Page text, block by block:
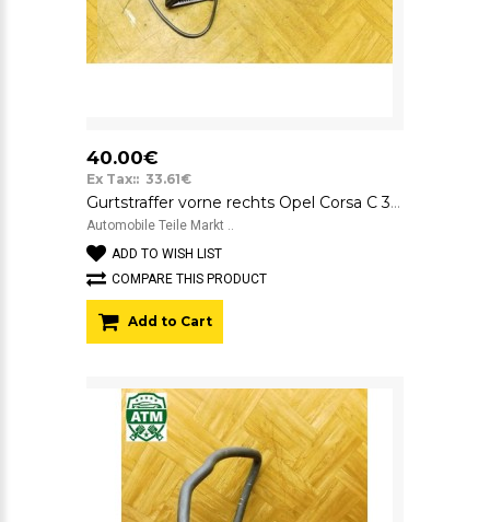
40.00€
Ex Tax:: 33.61€
Gurtstraffer vorne rechts Opel Corsa C 3 türig 13128739 Beifahrerseite
Automobile Teile Markt ..
ADD TO WISH LIST
COMPARE THIS PRODUCT
Add to Cart